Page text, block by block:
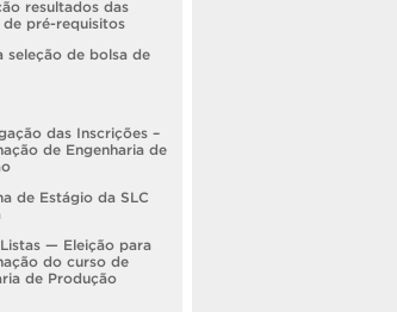
resultados das
de pré-requisitos
seleção de bolsa de
das Inscrições –
de Engenharia de
de Estágio da SLC
— Eleição para
do curso de
de Produção